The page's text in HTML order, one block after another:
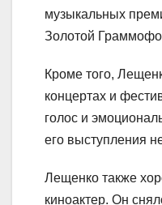
музыкальных
Золотой
Кроме того,
концертах и
голос и
его выступления
Лещенко также
киноактер. Он